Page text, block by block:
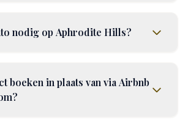
nodig op Aphrodite Hills?
boeken in plaats van via Airbnb